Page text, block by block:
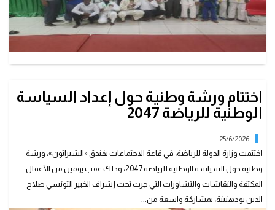
اختتام ورشة وطنية حول إعداد السياسة
الوطنية للرياضة 2047
25/6/2026
اختتمت وزارة الدولة للرياضة، في قاعة الاجتماعات بفندق «الشيراتون»، ورشة
وطنية حول السياسة الوطنية للرياضة 2047، وذلك عقب يومين من الأعمال
المكثفة والنقاشات والتشاورات التي جرت تحت إشراف الخبير التونسي صلاح
الدين بودهنينة، بمشاركة واسعة من...